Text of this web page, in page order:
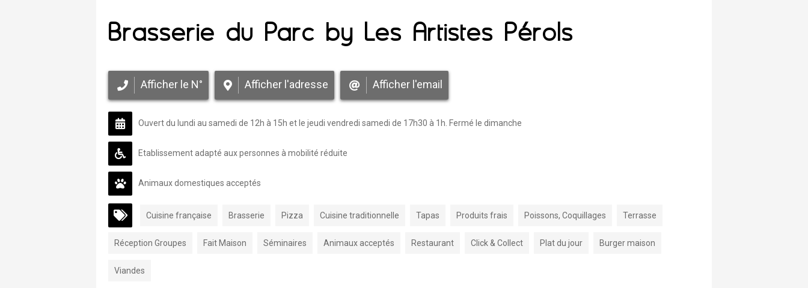
Brasserie du Parc by Les Artistes Pérols
Afficher le N° Afficher l'adresse Afficher l'email
Ouvert du lundi au samedi de 12h à 15h et le jeudi vendredi samedi de 17h30 à 1h. Fermé le dimanche
Etablissement adapté aux personnes à mobilité réduite
Animaux domestiques acceptés
Cuisine française Brasserie Pizza Cuisine traditionnelle Tapas Produits frais Poissons, Coquillages Terrasse
Réception Groupes Fait Maison Séminaires Animaux acceptés Restaurant Click & Collect Plat du jour Burger maison
Viandes